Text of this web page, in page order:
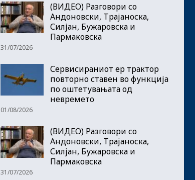
(ВИДЕО) Разговори со
Андоновски, Трајаноска,
Силјан, Бужаровска и
Пармаковска
31/07/2026
Сервисираниот ер трактор
повторно ставен во функција
по оштетувањата од
невремето
01/08/2026
(ВИДЕО) Разговори со
Андоновски, Трајаноска,
Силјан, Бужаровска и
Пармаковска
31/07/2026